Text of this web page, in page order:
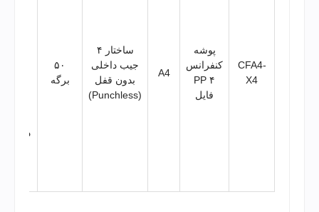
CFA4-
X4
پوشه
کنفرانس
PP ۴
فایل
A4
ساختار ۴
جیب داخلی
بدون قفل
(Punchless)
۵۰
برگه
دارای